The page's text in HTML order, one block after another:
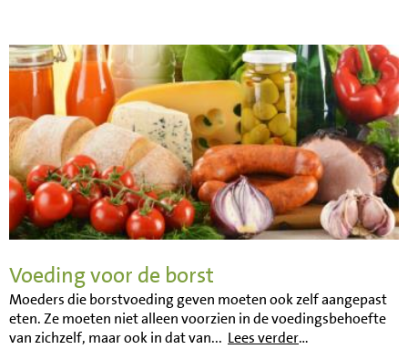
Voeding voor de borst
Moeders die borstvoeding geven moeten ook zelf aangepast
eten. Ze moeten niet alleen voorzien in de voedingsbehoefte
van zichzelf, maar ook in dat van... Lees verder…